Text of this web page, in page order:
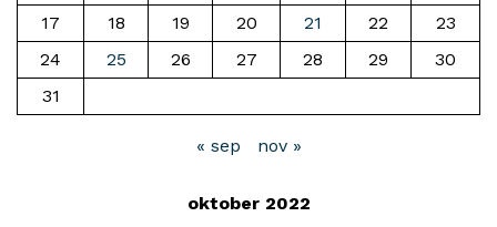
17
18 19 20 21 22
23
24
25 26 27 28 29
30
31
« sep nov »
oktober 2022